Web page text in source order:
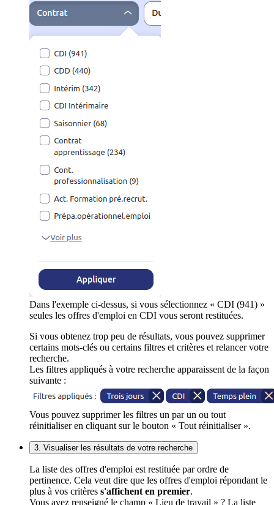
Dans l'exemple ci-dessus, si vous sélectionnez « CDI (941) »
seules les offres d'emploi en CDI vous seront restituées.
Si vous obtenez trop peu de résultats, vous pouvez supprimer
certains mots-clés ou certains filtres et critères et relancer votre
recherche.
Les filtres appliqués à votre recherche apparaissent de la façon
suivante :
Vous pouvez supprimer les filtres un par un ou tout
réinitialiser en cliquant sur le bouton « Tout réinitialiser ».
3. Visualiser les résultats de votre recherche
La liste des offres d'emploi est restituée par ordre de
pertinence. Cela veut dire que les offres d'emploi répondant le
plus à vos critères s'affichent en premier.
Vous avez renseigné le champ « Lieu de travail » ? La liste